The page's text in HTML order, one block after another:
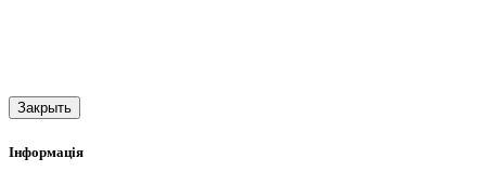
Закрыть
Інформація